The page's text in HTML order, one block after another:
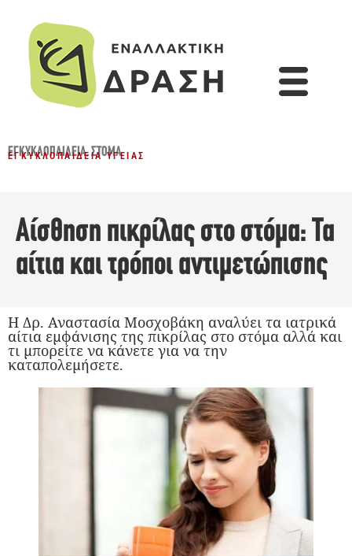
ΕΓΚΥΚΛΟΠΑΙΔΕΙΑ,ΣΤΌΜΑ
ΕΓΚΥΚΛΟΠΑΊΔΕΙΑ ΥΓΕΊΑΣ
Αίσθηση πικρίλας στο στόμα: Τα
αίτια και τρόποι αντιμετώπισης
Η Δρ. Αναστασία Μοσχοβάκη αναλύει τα ιατρικά
αίτια εμφάνισης της πικρίλας στο στόμα αλλά και
τι μπορείτε να κάνετε για να την
καταπολεμήσετε.